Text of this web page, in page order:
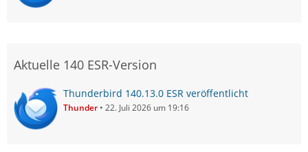
Aktuelle 140 ESR-Version
Thunderbird 140.13.0 ESR veröffentlicht
Thunder 22. Juli 2026 um 19:16